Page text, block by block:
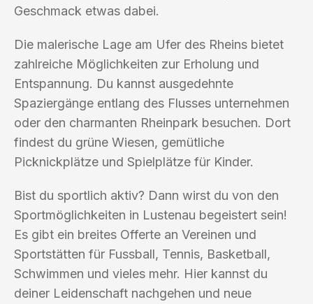
Geschmack etwas dabei.
Die malerische Lage am Ufer des Rheins bietet
zahlreiche Möglichkeiten zur Erholung und
Entspannung. Du kannst ausgedehnte
Spaziergänge entlang des Flusses unternehmen
oder den charmanten Rheinpark besuchen. Dort
findest du grüne Wiesen, gemütliche
Picknickplätze und Spielplätze für Kinder.
Bist du sportlich aktiv? Dann wirst du von den
Sportmöglichkeiten in Lustenau begeistert sein!
Es gibt ein breites Offerte an Vereinen und
Sportstätten für Fussball, Tennis, Basketball,
Schwimmen und vieles mehr. Hier kannst du
deiner Leidenschaft nachgehen und neue